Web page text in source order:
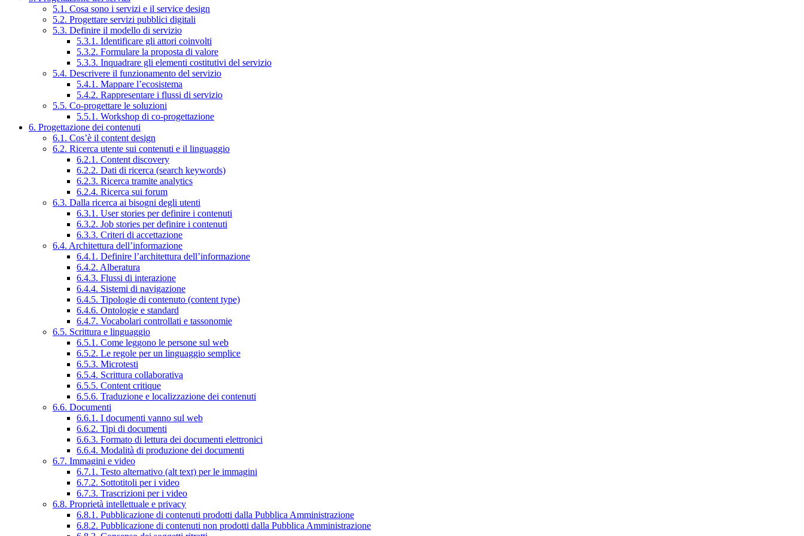
5.1. Cosa sono i servizi e il service design
5.2. Progettare servizi pubblici digitali
5.3. Definire il modello di servizio
5.3.1. Identificare gli attori coinvolti
5.3.2. Formulare la proposta di valore
5.3.3. Inquadrare gli elementi costitutivi del servizio
5.4. Descrivere il funzionamento del servizio
5.4.1. Mappare l’ecosistema
5.4.2. Rappresentare i flussi di servizio
5.5. Co-progettare le soluzioni
5.5.1. Workshop di co-progettazione
6. Progettazione dei contenuti
6.1. Cos’è il content design
6.2. Ricerca utente sui contenuti e il linguaggio
6.2.1. Content discovery
6.2.2. Dati di ricerca (search keywords)
6.2.3. Ricerca tramite analytics
6.2.4. Ricerca sui forum
6.3. Dalla ricerca ai bisogni degli utenti
6.3.1. User stories per definire i contenuti
6.3.2. Job stories per definire i contenuti
6.3.3. Criteri di accettazione
6.4. Architettura dell’informazione
6.4.1. Definire l’architettura dell’informazione
6.4.2. Alberatura
6.4.3. Flussi di interazione
6.4.4. Sistemi di navigazione
6.4.5. Tipologie di contenuto (content type)
6.4.6. Ontologie e standard
6.4.7. Vocabolari controllati e tassonomie
6.5. Scrittura e linguaggio
6.5.1. Come leggono le persone sul web
6.5.2. Le regole per un linguaggio semplice
6.5.3. Microtesti
6.5.4. Scrittura collaborativa
6.5.5. Content critique
6.5.6. Traduzione e localizzazione dei contenuti
6.6. Documenti
6.6.1. I documenti vanno sul web
6.6.2. Tipi di documenti
6.6.3. Formato di lettura dei documenti elettronici
6.6.4. Modalità di produzione dei documenti
6.7. Immagini e video
6.7.1. Testo alternativo (alt text) per le immagini
6.7.2. Sottotitoli per i video
6.7.3. Trascrizioni per i video
6.8. Proprietà intellettuale e privacy
6.8.1. Pubblicazione di contenuti prodotti dalla Pubblica Amministrazione
6.8.2. Pubblicazione di contenuti non prodotti dalla Pubblica Amministrazione